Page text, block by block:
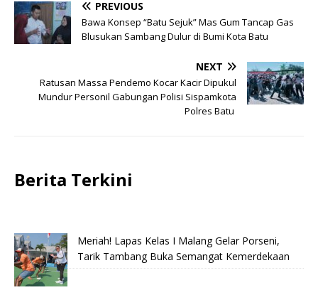
PREVIOUS
Bawa Konsep “Batu Sejuk” Mas Gum Tancap Gas
Blusukan Sambang Dulur di Bumi Kota Batu
NEXT
Ratusan Massa Pendemo Kocar Kacir Dipukul
Mundur Personil Gabungan Polisi Sispamkota
Polres Batu
Berita Terkini
Meriah! Lapas Kelas I Malang Gelar Porseni,
Tarik Tambang Buka Semangat Kemerdekaan